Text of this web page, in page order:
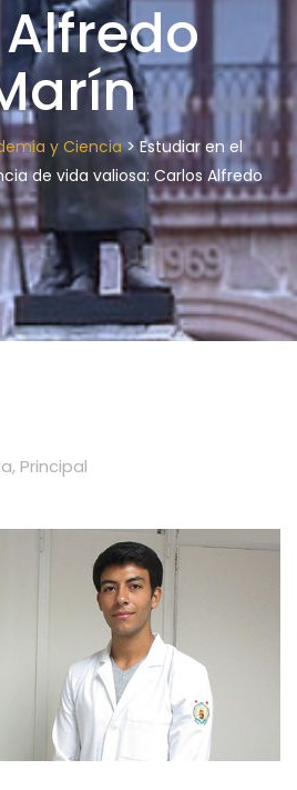
y Ciencia>Estudiar en el
de vida valiosa: Carlos Alfredo
, Principal